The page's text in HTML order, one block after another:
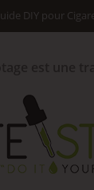
DIY pour